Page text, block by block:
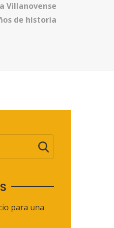
Villanovense
de historia
para una